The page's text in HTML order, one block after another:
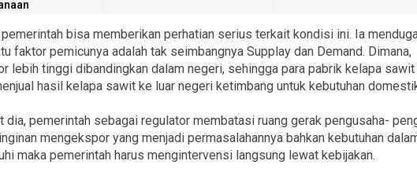
bisa memberikan perhatian serius terkait kondisi ini. Ia
faktor pemicunya adalah tak seimbangnya Supplay dan Demand. Dimana,
lebih tinggi dibandingkan dalam negeri, sehingga para pabrik kelapa
hasil kelapa sawit ke luar negeri ketimbang untuk kebutuhan
dia, pemerintah sebagai regulator membatasi ruang gerak pengusaha-
mengekspor yang menjadi permasalahannya bahkan kebutuhan
maka pemerintah harus mengintervensi langsung lewat kebijakan.